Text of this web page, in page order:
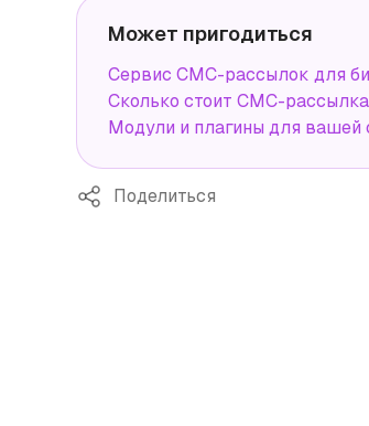
Может пригодиться
Сервис СМС-рассылок для
Сколько стоит СМС-рассылка
Модули и плагины для вашей
Поделиться